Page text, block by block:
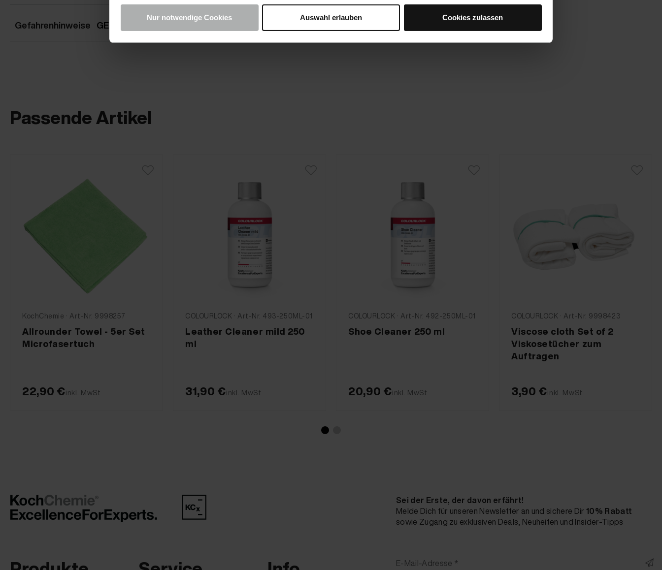
Nur notwendige Cookies Auswahl erlauben Cookies zulassen
Gefahrenhinweise GEFAHR
Passende Artikel
KochChemie · Art-Nr. 9998257
Allrounder Towel - 5er Set
Microfasertuch
22,90 €inkl. MwSt
COLOURLOCK · Art-Nr. 493-250ML-01
Leather Cleaner mild 250
ml
31,90 €inkl. MwSt
COLOURLOCK · Art-Nr. 492-250ML-01
Shoe Cleaner 250 ml
20,90 €inkl. MwSt
COLOURLOCK · Art-Nr. 9998423
Viscose cloth Set of 2
Viskosetücher zum
Auftragen
3,90 €inkl. MwSt
Sei der Erste, der davon erfährt!
Melde Dich für unseren Newsletter an und sichere Dir 10% Rabatt
sowie Zugang zu exklusiven Deals, Neuheiten und Insider-Tipps
E-Mail-Adresse *